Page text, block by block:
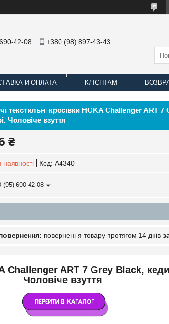
42-08 +380 (98) 897-43-43
И ОПЛАТА КЛІЄНТАМ
текстильні кросівки HOKA Challenger ART
Чоловіче взуття
₴
Код: А4340
(95) 690-42-08
повернення товару протягом 14 днів
Challenger ART 7 Grey Black,
Чоловіче взуття